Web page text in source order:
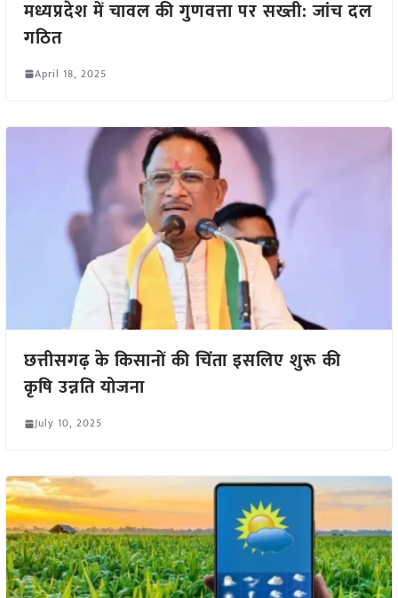
मध्यप्रदेश में चावल की गुणवत्ता पर सख्ती: जांच दल
गठित
April 18, 2025
छत्तीसगढ़ के किसानों की चिंता इसलिए शुरू की
कृषि उन्नति योजना
July 10, 2025